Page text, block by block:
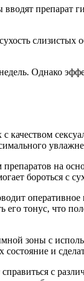
препарат
Однако
качеством
на
бороться с
оперативное
тонус, что
зоны с
и
с